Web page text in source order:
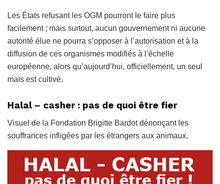
Les États refusant les OGM pourront le faire plus
facilement ; mais surtout, aucun gouvernement ni aucune
autorité élue ne pourra s’opposer à l’autorisation et à la
diffusion de ces organismes modifiés à l’échelle
européenne, alors qu’aujourd’hui, officiellement, un seul
maïs est cultivé.
Halal – casher : pas de quoi être fier
Visuel de la Fondation Brigitte Bardot dénonçant les
souffrances infligées par les étrangers aux animaux.